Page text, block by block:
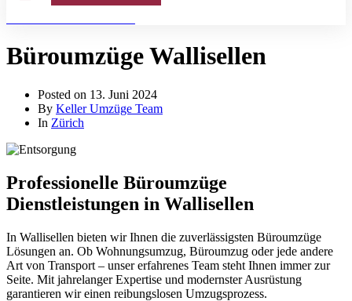
Büroumzüge Wallisellen
Posted on 13. Juni 2024
By Keller Umzüge Team
In Zürich
Professionelle Büroumzüge
Dienstleistungen in Wallisellen
In Wallisellen bieten wir Ihnen die zuverlässigsten Büroumzüge
Lösungen an. Ob Wohnungsumzug, Büroumzug oder jede andere
Art von Transport – unser erfahrenes Team steht Ihnen immer zur
Seite. Mit jahrelanger Expertise und modernster Ausrüstung
garantieren wir einen reibungslosen Umzugsprozess.